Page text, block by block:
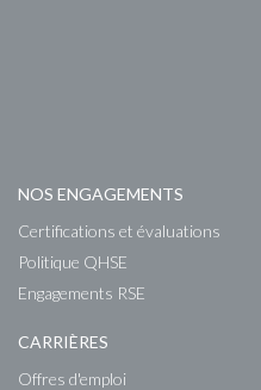
NOS ENGAGEMENTS
Certifications et évaluations
Politique QHSE
Engagements RSE
CARRIÈRES
Offres d'emploi